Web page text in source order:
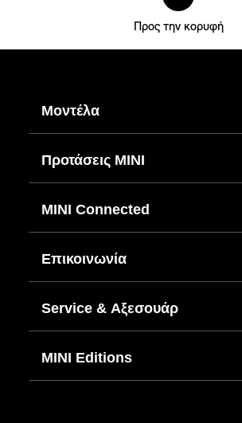
Προς την κορυφή
Μοντέλα
Προτάσεις ΜΙΝΙ
MINI Connected
Επικοινωνία
Service & Αξεσουάρ
MINI Editions